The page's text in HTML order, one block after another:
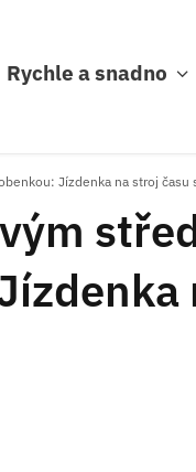
Rychle a snadno
Jízdenka na stroj času